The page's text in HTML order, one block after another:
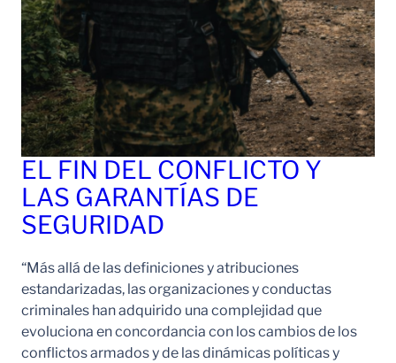
EL FIN DEL CONFLICTO Y
LAS GARANTÍAS DE
SEGURIDAD
“Más allá de las definiciones y atribuciones
estandarizadas, las organizaciones y conductas
criminales han adquirido una complejidad que
evoluciona en concordancia con los cambios de los
conflictos armados y de las dinámicas políticas y